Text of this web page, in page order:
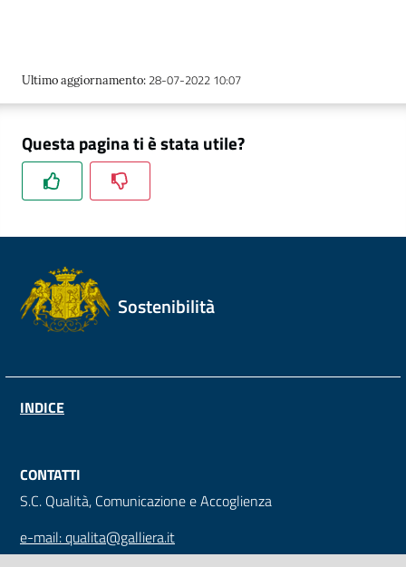
Ultimo aggiornamento: 28-07-2022 10:07
Questa pagina ti è stata utile?
Sostenibilità
INDICE
CONTATTI
S.C. Qualità, Comunicazione e Accoglienza
e-mail: qualita@galliera.it